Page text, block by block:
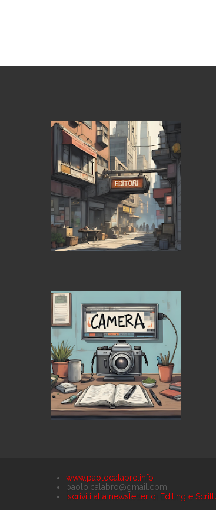
www.paolocalabro.info
paolo.calabro@gmail.com
Iscriviti alla newsletter di Editing e